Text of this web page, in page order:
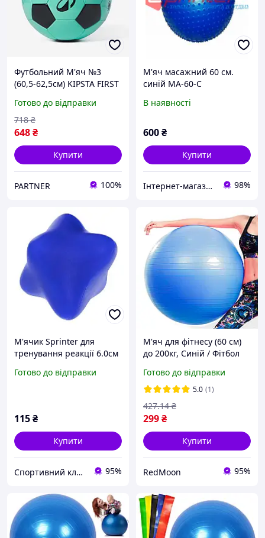
Футбольний М'яч №3
(60,5-62,5см) KIPSTA FIRST
Готово до відправки
648₴
718 ₴
Купити
PARTNER 100%
М'яч масажний 60 см.
синій MA-60-С
В наявності
600₴
Купити
Інтернет-магазин спорттоварів "SprinterSport" 98%
М'ячик Sprinter для
тренування реакції 6.0см
Готово до відправки
115₴
Купити
Спортивний клуб VELIKAN 95%
М'яч для фітнесу (60 см)
до 200кг, Синій / Фітбол
Гімнастичний м'яч /
Фітнес-м'яч
Готово до відправки
5.0 (1)
299₴
427.14 ₴
Купити
RedMoon 95%